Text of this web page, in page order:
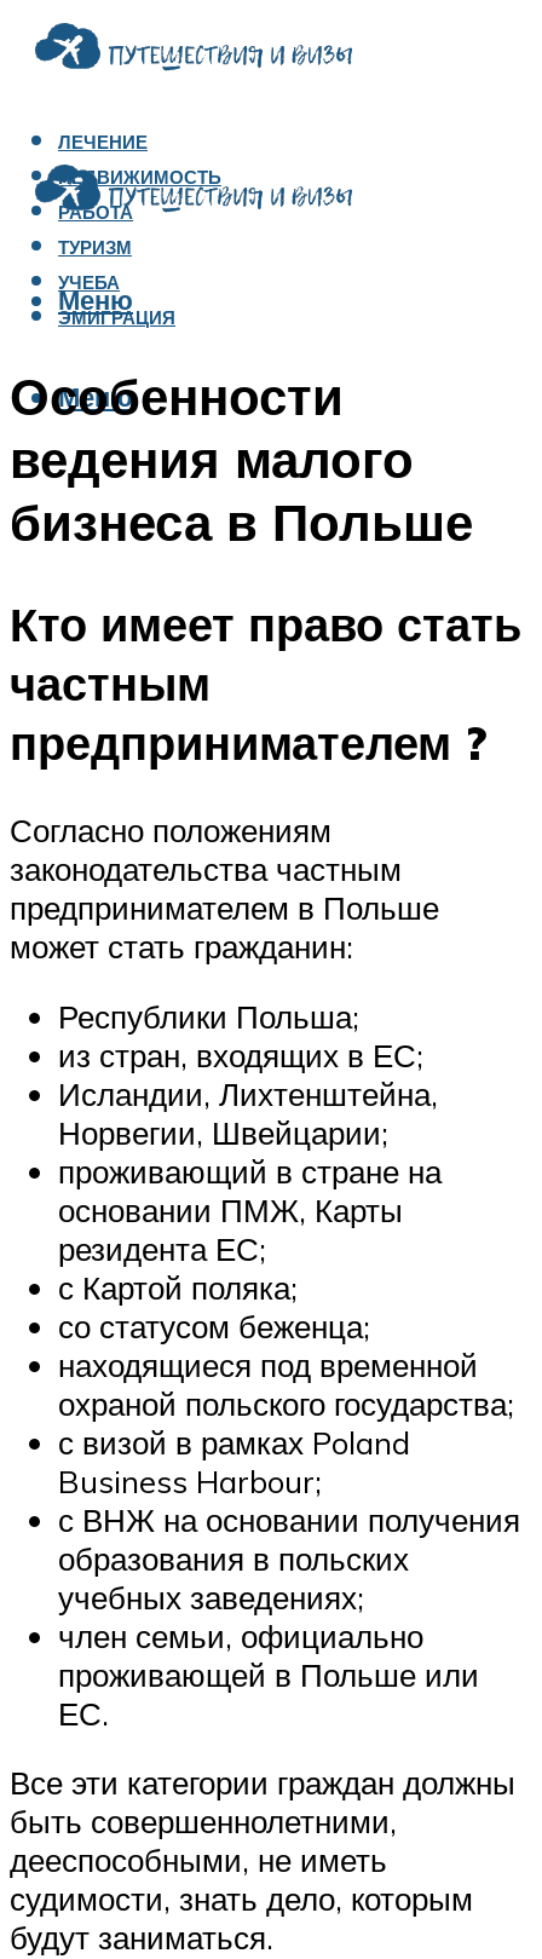
ЛЕЧЕНИЕ
НЕДВИЖИМОСТЬ
РАБОТА
ТУРИЗМ
УЧЕБА
ЭМИГРАЦИЯ
Меню
Меню
Особенности
ведения малого
бизнеса в Польше
Кто имеет право стать
частным
предпринимателем ?
Согласно положениям
законодательства частным
предпринимателем в Польше
может стать гражданин:
Республики Польша;
из стран, входящих в ЕС;
Исландии, Лихтенштейна,
Норвегии, Швейцарии;
проживающий в стране на
основании ПМЖ, Карты
резидента ЕС;
с Картой поляка;
со статусом беженца;
находящиеся под временной
охраной польского государства;
с визой в рамках Poland
Business Harbour;
с ВНЖ на основании получения
образования в польских
учебных заведениях;
член семьи, официально
проживающей в Польше или
ЕС.
Все эти категории граждан должны
быть совершеннолетними,
дееспособными, не иметь
судимости, знать дело, которым
будут заниматься.